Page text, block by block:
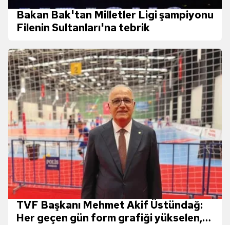
Bakan Bak'tan Milletler Ligi şampiyonu
Filenin Sultanları'na tebrik
TVF Başkanı Mehmet Akif Üstündağ:
Her geçen gün form grafiği yükselen,